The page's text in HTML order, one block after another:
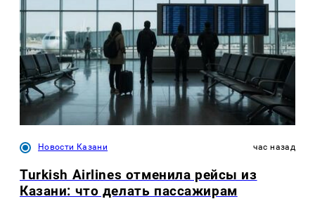
Новости Казани час назад
Turkish Airlines отменила рейсы из
Казани: что делать пассажирам